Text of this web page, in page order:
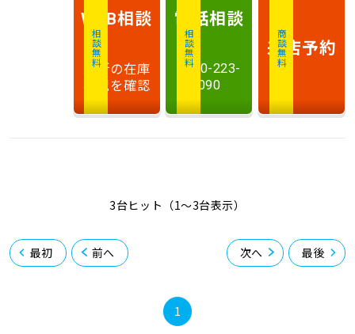
相談無料
WEB相談
最新の在庫
状況を確認
相談無料
電話相談
0120-223-
090
商談無料
来店予約
3台ヒット（1〜3台表示）
最初 前へ
1
次へ 最後